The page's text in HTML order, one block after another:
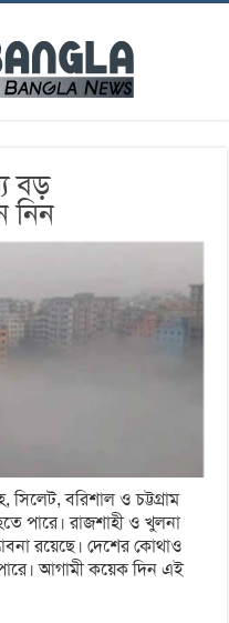
বড়
নিন
সিলেট, বরিশাল ও চট্টগ্রাম
হতে পারে। রাজশাহী ও খুলনা
রয়েছে। দেশের কোথাও
আগামী কয়েক দিন এই